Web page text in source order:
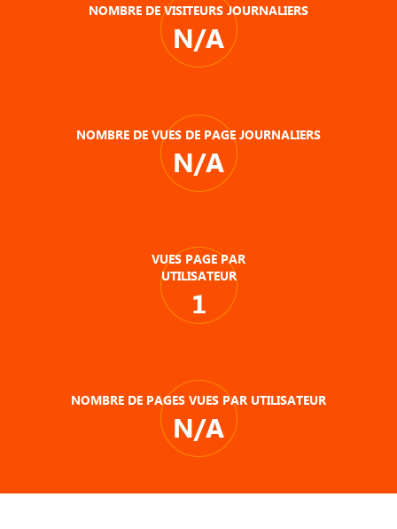
NOMBRE DE VISITEURS JOURNALIERS
N/A
NOMBRE DE VUES DE PAGE JOURNALIERS
N/A
VUES PAGE PAR
UTILISATEUR
1
NOMBRE DE PAGES VUES PAR UTILISATEUR
N/A